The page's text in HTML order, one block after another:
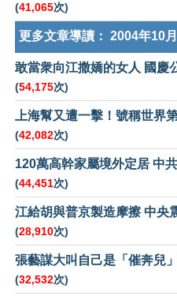
(41,065次)
更多文章導讀： 2004年10
敢當衆向江撒嬌的女人 國慶
(54,175次)
上海幫又遭一擊！號稱世界
(42,082次)
120萬高幹家屬境外定居 中
(44,451次)
江給胡與普京製造摩擦 中央
(28,910次)
張藝謀大叫自己是「催奔兒
(32,532次)